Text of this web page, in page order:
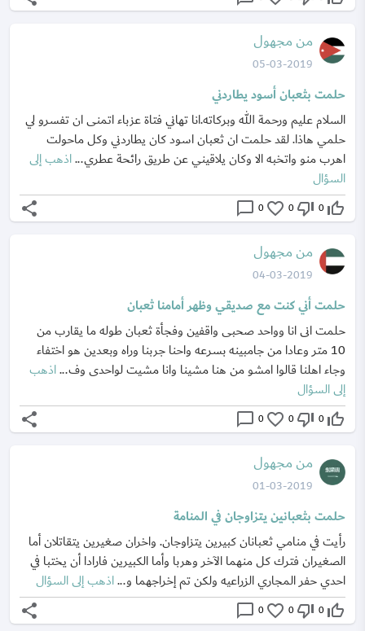
من مجهول
05-03-2019
حلمت بثعبان أسود يطاردني
السلام عليم ورحمة الله وبركاته.انا تهاني فتاة عزباء اتمنى ان تفسرو لي
حلمي هاذا. لقد حلمت ان ثعبان اسود كان يطاردني وكل ماحولت
اهرب منو واتخبه الا وكان يلاقيني عن طريق رائحة عطري...اذهب إلى
السؤال
thumb_up_off_alt
0
thumb_down_off_alt
0
favorite_border
0
chat_bubble_outline
share
من مجهول
04-03-2019
حلمت أني كنت مع صديقي وظهر أمامنا ثعبان
حلمت انى انا وواحد صحبى واقفين وفجأة ثعبان طوله ما يقارب من
10 متر وعادا من جامبينه بسرعه واحنا جربنا وراه وبعدين هو اختفاء
وجاء اهلنا قالوا امشو من هنا مشينا وانا مشيت لواحدى وف...اذهب
إلى السؤال
thumb_up_off_alt
0
thumb_down_off_alt
0
favorite_border
0
chat_bubble_outline
share
من مجهول
01-03-2019
حلمت بثعبانين يتزاوجان في المنامة
رأيت في منامي ثعبانان كبيرين يتزاوجان. واخران صغيرين يتقاتلان أما
الصغيران فترك كل منهما الآخر وهربا وأما الكبيرين فارادا أن يختبا في
احدي حفر المجاري الزراعيه ولكن تم إخراجهما و...اذهب إلى السؤال
thumb_up_off_alt
0
thumb_down_off_alt
0
favorite_border
0
chat_bubble_outline
share